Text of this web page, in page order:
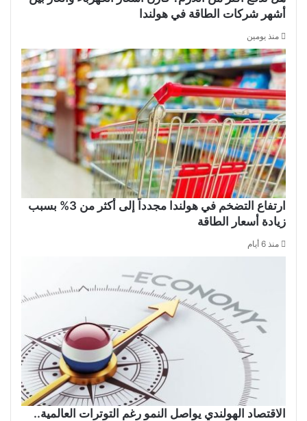
أشهر شركات الطاقة في هولندا
منذ يومين
ارتفاع التضخم في هولندا مجدداً إلى أكثر من 3% بسبب
زيادة أسعار الطاقة
منذ 6 أيام
الاقتصاد الهولندي يواصل النمو رغم التوترات العالمية..